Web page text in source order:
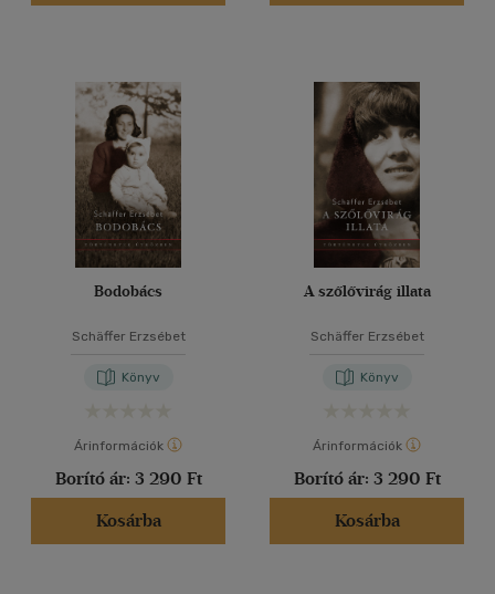
Bodobács
Schäffer Erzsébet
Könyv
Árinformációk
Borító ár: 3 290 Ft
Kosárba
A szőlővirág illata
Schäffer Erzsébet
Könyv
Árinformációk
Borító ár: 3 290 Ft
Kosárba